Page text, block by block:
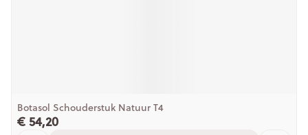
Botasol Schouderstuk Natuur T4
€ 54,20